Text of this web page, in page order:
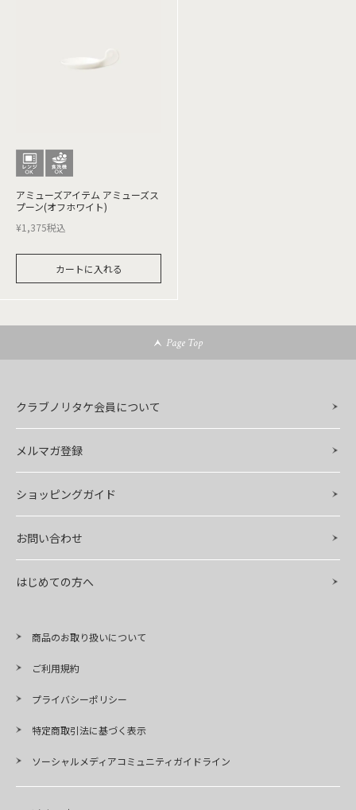
アミューズアイテム アミューズス
プーン(オフホワイト)
¥1,375税込
カートに入れる
Page Top
クラブノリタケ会員について
メルマガ登録
ショッピングガイド
お問い合わせ
はじめての方へ
商品のお取り扱いについて
ご利用規約
プライバシーポリシー
特定商取引法に基づく表示
ソーシャルメディアコミュニティガイドライン